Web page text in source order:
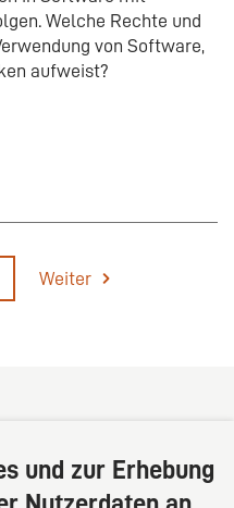
Welche Rechte und
von Software,
aufweist?
Weiter
und zur Erhebung